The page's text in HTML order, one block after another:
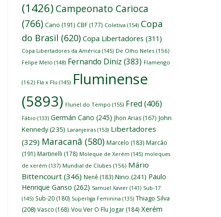
(1426) Campeonato Carioca
(766) Cano (191) CBF (177) Coletiva (154) Copa
do Brasil (620) Copa Libertadores (311)
Copa Libertadores da América (145) De Olho Neles (156)
Felipe Melo (148) Fernando Diniz (383) Flamengo
(162) Fla x Flu (145) Fluminense
(5893) Flunel do Tempo (155) Fred (406)
Fábio (133) Germán Cano (245) Jhon Arias (167) John
Kennedy(235) Laranjeiras (153) Libertadores
(329) Maracanã (580) Marcelo (183) Marcão
(191) Martinelli (178) Moleque de Xerém (145) moleques
de xerém (137) Mundial de Clubes (156) Mário
Bittencourt (346) Nenê (183) Nino (241) Paulo
Henrique Ganso (262) Samuel Xavier (141) Sub-17
(145) Sub-20 (180) Superliga Feminina (135) Thiago Silva
(208) Vasco (168) Vou Ver O Flu Jogar (184) Xerém